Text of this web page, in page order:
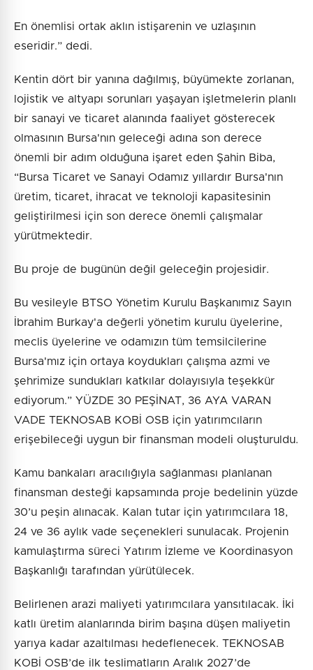
En önemlisi ortak aklın istişarenin ve uzlaşının
eseridir.” dedi.
Kentin dört bir yanına dağılmış, büyümekte zorlanan,
lojistik ve altyapı sorunları yaşayan işletmelerin planlı
bir sanayi ve ticaret alanında faaliyet gösterecek
olmasının Bursa'nın geleceği adına son derece
önemli bir adım olduğuna işaret eden Şahin Biba,
“Bursa Ticaret ve Sanayi Odamız yıllardır Bursa'nın
üretim, ticaret, ihracat ve teknoloji kapasitesinin
geliştirilmesi için son derece önemli çalışmalar
yürütmektedir.
Bu proje de bugünün değil geleceğin projesidir.
Bu vesileyle BTSO Yönetim Kurulu Başkanımız Sayın
İbrahim Burkay'a değerli yönetim kurulu üyelerine,
meclis üyelerine ve odamızın tüm temsilcilerine
Bursa'mız için ortaya koydukları çalışma azmi ve
şehrimize sundukları katkılar dolayısıyla teşekkür
ediyorum.” YÜZDE 30 PEŞİNAT, 36 AYA VARAN
VADE TEKNOSAB KOBİ OSB için yatırımcıların
erişebileceği uygun bir finansman modeli oluşturuldu.
Kamu bankaları aracılığıyla sağlanması planlanan
finansman desteği kapsamında proje bedelinin yüzde
30’u peşin alınacak. Kalan tutar için yatırımcılara 18,
24 ve 36 aylık vade seçenekleri sunulacak. Projenin
kamulaştırma süreci Yatırım İzleme ve Koordinasyon
Başkanlığı tarafından yürütülecek.
Belirlenen arazi maliyeti yatırımcılara yansıtılacak. İki
katlı üretim alanlarında birim başına düşen maliyetin
yarıya kadar azaltılması hedeflenecek. TEKNOSAB
KOBİ OSB’de ilk teslimatların Aralık 2027’de